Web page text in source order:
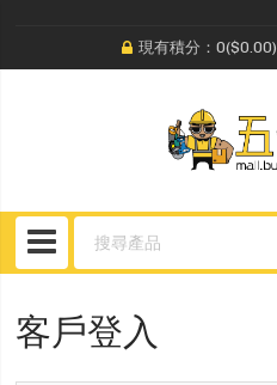
現有積分：0($0.00)
客戶登入